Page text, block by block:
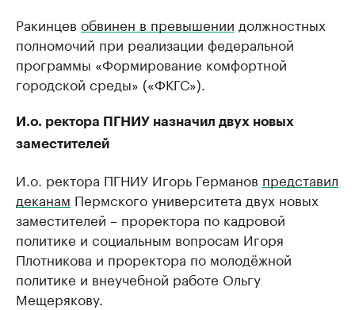
Ракинцев обвинен в превышении должностных
полномочий при реализации федеральной
программы «Формирование комфортной
городской среды» («ФКГС»).
И.о. ректора ПГНИУ назначил двух новых
заместителей
И.о. ректора ПГНИУ Игорь Германов представил
деканам Пермского университета двух новых
заместителей – проректора по кадровой
политике и социальным вопросам Игоря
Плотникова и проректора по молодёжной
политике и внеучебной работе Ольгу
Мещерякову.